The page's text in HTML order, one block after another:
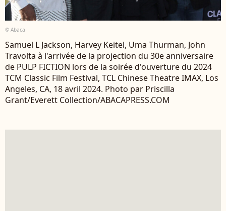
© Abaca
Samuel L Jackson, Harvey Keitel, Uma Thurman, John
Travolta à l'arrivée de la projection du 30e anniversaire
de PULP FICTION lors de la soirée d'ouverture du 2024
TCM Classic Film Festival, TCL Chinese Theatre IMAX, Los
Angeles, CA, 18 avril 2024. Photo par Priscilla
Grant/Everett Collection/ABACAPRESS.COM